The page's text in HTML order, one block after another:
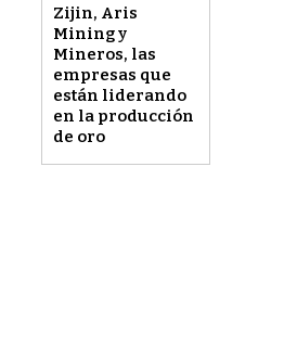
Zijin, Aris
Mining y
Mineros, las
empresas que
están liderando
en la producción
de oro